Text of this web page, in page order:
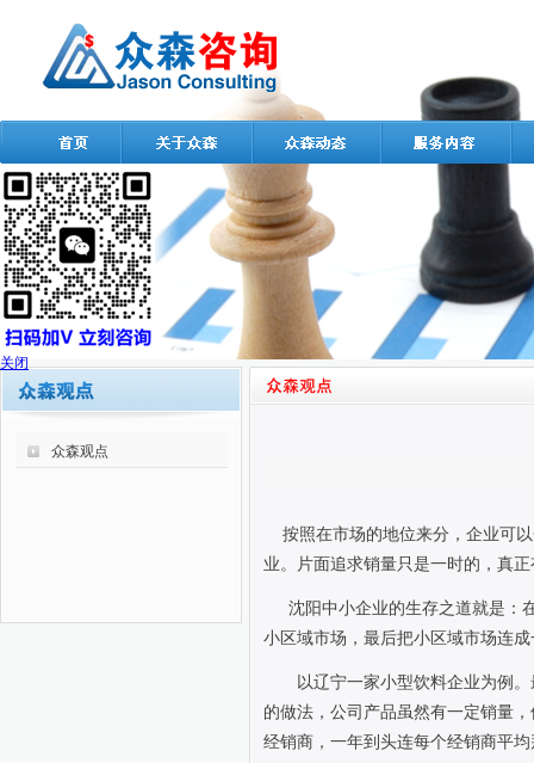
众森观点
按照在市场的地位来分，企业可
业。片面追求销量只是一时的，真
沈阳中小企业的生存之道就是：
小区域市场，最后把小区域市场连
以辽宁一家小型饮料企业为例
的做法，公司产品虽然有一定销量
经销商，一年到头连每个经销商平
关闭